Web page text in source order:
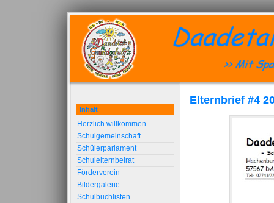
Elternbrief #4
Inhalt
Herzlich willkommen
Schulgemeinschaft
Schülerparlament
Schulelternbeirat
Förderverein
Bildergalerie
Schulbuchlisten